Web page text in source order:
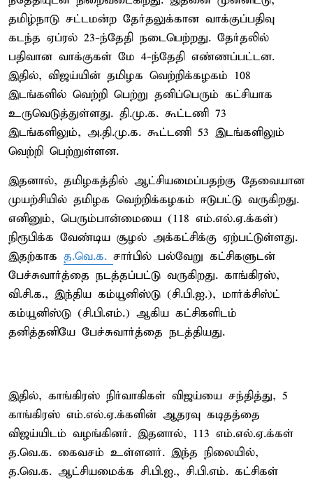
தமிழ்நாடு சட்டமன்ற தேர்தலுக்கான வாக்குப்பதிவு
கடந்த ஏப்ரல் 23-ந்தேதி நடைபெற்றது. தேர்தலில்
பதிவான வாக்குகள் மே 4-ந்தேதி எண்ணப்பட்டன.
இதில், விஜய்யின் தமிழக வெற்றிக்கழகம் 108
இடங்களில் வெற்றி பெற்று தனிப்பெரும் கட்சியாக
உருவெடுத்துள்ளது. தி.மு.க. கூட்டணி 73
இடங்களிலும், அ.தி.மு.க. கூட்டணி 53 இடங்களிலும்
வெற்றி பெற்றுள்ளன.
இதனால், தமிழகத்தில் ஆட்சியமைப்பதற்கு தேவையான
முயற்சியில் தமிழக வெற்றிக்கழகம் ஈடுபட்டு வருகிறது.
எனினும், பெரும்பான்மையை (118 எம்.எல்.ஏ.க்கள்)
நிரூபிக்க வேண்டிய சூழல் அக்கட்சிக்கு ஏற்பட்டுள்ளது.
இதற்காக த.வெ.க. சார்பில் பல்வேறு கட்சிகளுடன்
பேச்சுவார்த்தை நடத்தப்பட்டு வருகிறது. காங்கிரஸ்,
வி.சி.க., இந்திய கம்யூனிஸ்டு (சி.பி.ஐ.), மார்க்சிஸ்ட்
கம்யூனிஸ்டு (சி.பி.எம்.) ஆகிய கட்சிகளிடம்
தனித்தனியே பேச்சுவார்த்தை நடத்தியது.
இதில், காங்கிரஸ் நிர்வாகிகள் விஜய்யை சந்தித்து, 5
காங்கிரஸ் எம்.எல்.ஏ.க்களின் ஆதரவு கடிதத்தை
விஜய்யிடம் வழங்கினர். இதனால், 113 எம்.எல்.ஏ.க்கள்
த.வெ.க. கைவசம் உள்ளனர். இந்த நிலையில்,
த.வெ.க. ஆட்சியமைக்க சி.பி.ஐ., சி.பி.எம். கட்சிகள்